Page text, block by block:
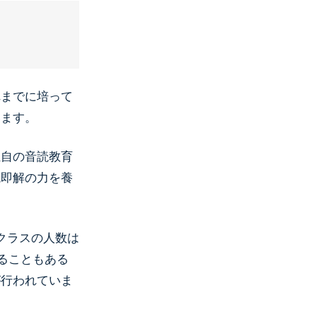
でに培って
す。
の音読教育
解の力を養
ラスの人数は
こともある
われていま